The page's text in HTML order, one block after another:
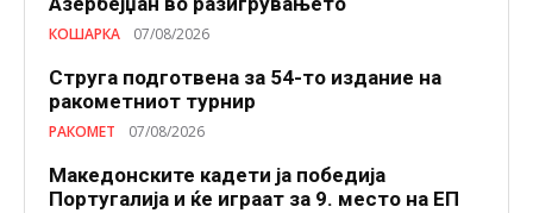
КОШАРКА 07/08/2026
Струга подготвена за 54-то издание на
ракометниот турнир
РАКОМЕТ 07/08/2026
Македонските кадети ја победија
Португалија и ќе играат за 9. место на ЕП